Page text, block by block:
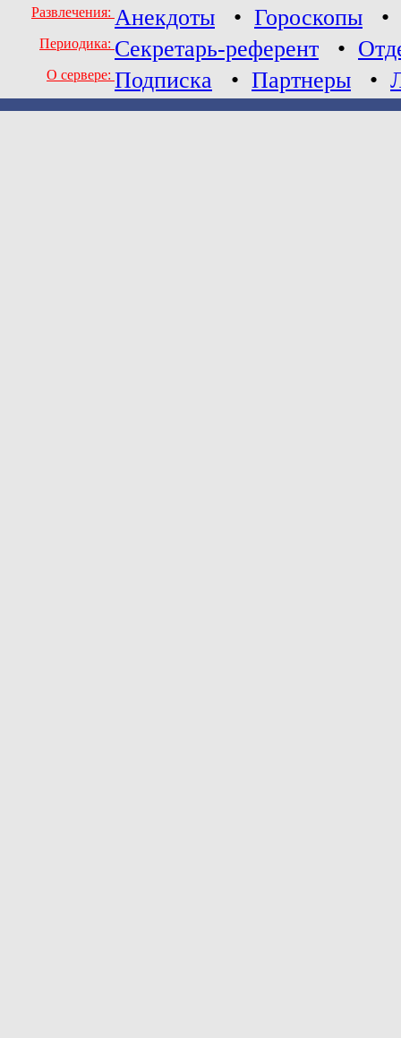
Развлечения: Анекдоты • Гороскопы •
Периодика: Секретарь-референт •
О сервере: Подписка • Партнеры •